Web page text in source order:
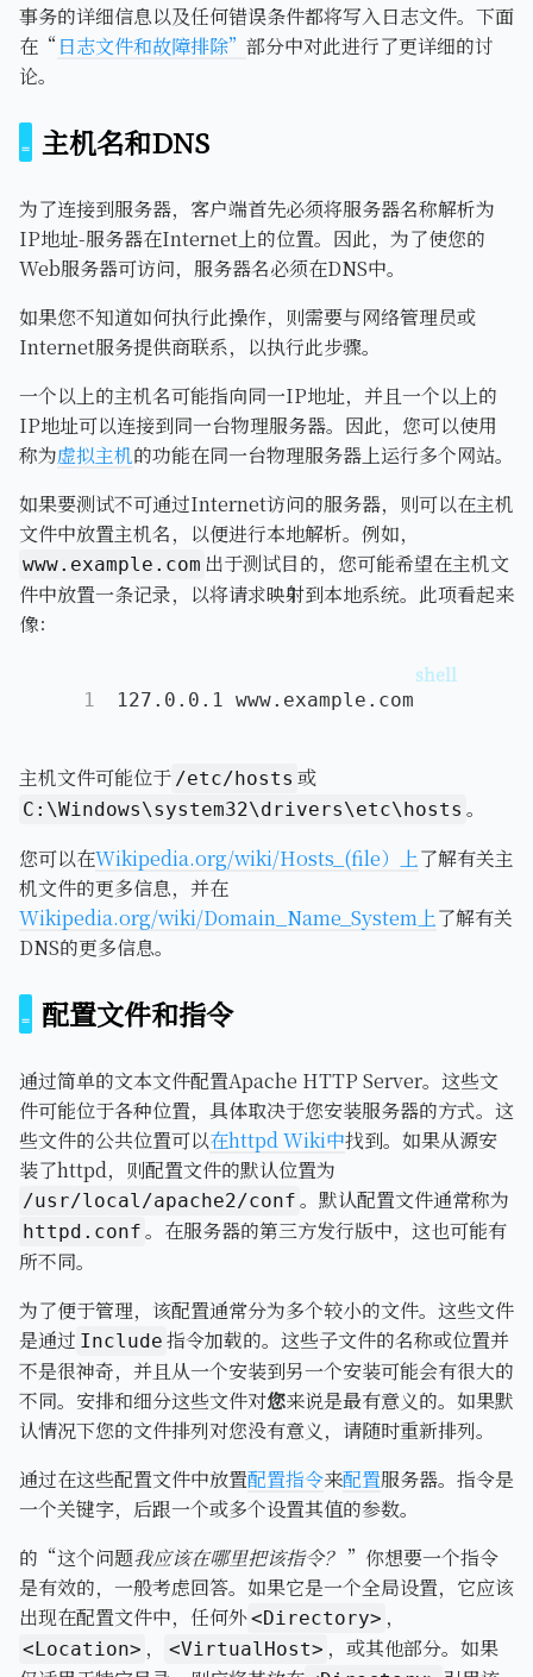
事务的详细信息以及任何错误条件都将写入日志文件。下面
在“日志文件和故障排除” 部分中对此进行了更详细的讨
论。
主机名和DNS
为了连接到服务器，客户端首先必须将服务器名称解析为
IP地址-服务器在Internet上的位置。因此，为了使您的
Web服务器可访问，服务器名必须在DNS中。
如果您不知道如何执行此操作，则需要与网络管理员或
Internet服务提供商联系，以执行此步骤。
一个以上的主机名可能指向同一IP地址，并且一个以上的
IP地址可以连接到同一台物理服务器。因此，您可以使用
称为虚拟主机的功能在同一台物理服务器上运行多个网站。
如果要测试不可通过Internet访问的服务器，则可以在主机
文件中放置主机名，以便进行本地解析。例如，
www.example.com 出于测试目的，您可能希望在主机文
件中放置一条记录，以将请求映射到本地系统。此项看起来
像：
1 127.0.0.1 www.example.com
主机文件可能位于 /etc/hosts 或
C:\Windows\system32\drivers\etc\hosts 。
您可以在Wikipedia.org/wiki/Hosts_(file）上了解有关主
机文件的更多信息，并在
Wikipedia.org/wiki/Domain_Name_System上了解有关
DNS的更多信息。
配置文件和指令
通过简单的文本文件配置Apache HTTP Server。这些文
件可能位于各种位置，具体取决于您安装服务器的方式。这
些文件的公共位置可以在httpd Wiki中找到。如果从源安
装了httpd，则配置文件的默认位置为
/usr/local/apache2/conf 。默认配置文件通常称为
httpd.conf 。在服务器的第三方发行版中，这也可能有
所不同。
为了便于管理，该配置通常分为多个较小的文件。这些文件
是通过 Include 指令加载的。这些子文件的名称或位置并
不是很神奇，并且从一个安装到另一个安装可能会有很大的
不同。安排和细分这些文件对您来说是最有意义的。如果默
认情况下您的文件排列对您没有意义，请随时重新排列。
通过在这些配置文件中放置配置指令来配置服务器。指令是
一个关键字，后跟一个或多个设置其值的参数。
的“这个问题我应该在哪里把该指令？ ”你想要一个指令
是有效的，一般考虑回答。如果它是一个全局设置，它应该
出现在配置文件中，任何外<Directory> ，
<Location> ， <VirtualHost> ，或其他部分。如果